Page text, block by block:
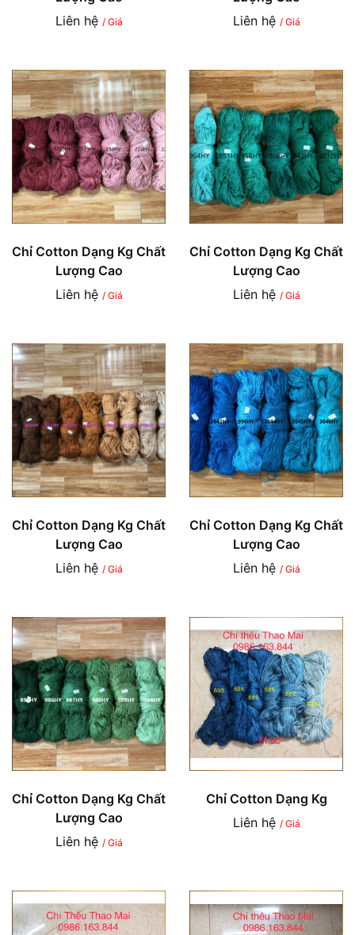
Liên hệ / Giá
Liên hệ / Giá
Chỉ Cotton Dạng Kg Chất
Lượng Cao
Liên hệ / Giá
Chỉ Cotton Dạng Kg Chất
Lượng Cao
Liên hệ / Giá
Chỉ Cotton Dạng Kg Chất
Lượng Cao
Liên hệ / Giá
Chỉ Cotton Dạng Kg Chất
Lượng Cao
Liên hệ / Giá
Chỉ Cotton Dạng Kg Chất
Lượng Cao
Liên hệ / Giá
Chỉ Cotton Dạng Kg
Liên hệ / Giá